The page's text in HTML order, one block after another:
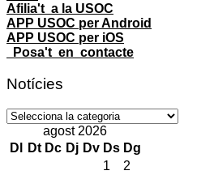
Afilia't a la USOC
APP USOC per Android
APP USOC per iOS
Posa't en contacte
Notícies
Notícies
agost 2026
Dl
Dt Dc Dj Dv Ds Dg
1
2